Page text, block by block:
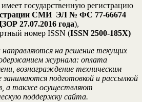
государственную регистрацию
СМИ ЭЛ № ФС 77-66674
27.07.2016 года),
номер ISSN (ISSN 2500-185Х)
на решение текущих
журнала: оплата
вознаграждение техническим
подготовкой и рассылкой
а также осуществляют
поддержку сайта.